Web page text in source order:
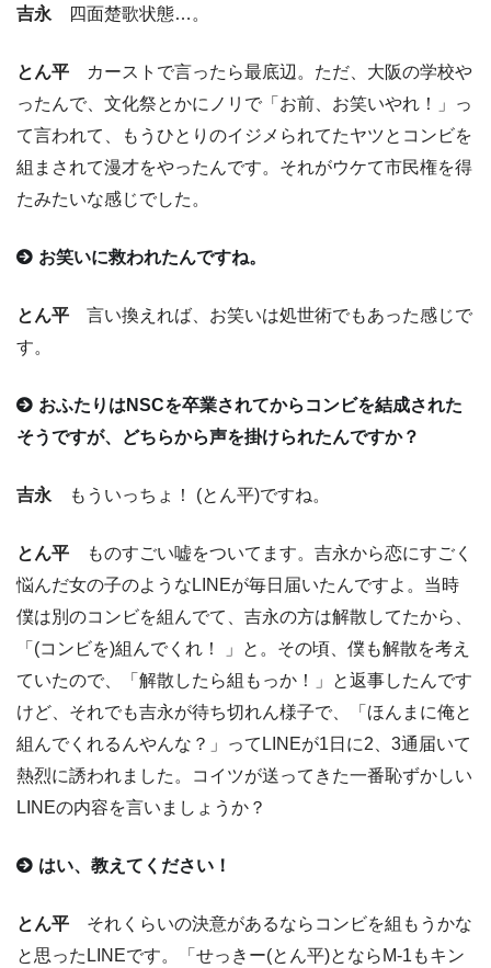
吉永 四面楚歌状態…。
とん平 カーストで言ったら最底辺。ただ、大阪の学校や
ったんで、文化祭とかにノリで「お前、お笑いやれ！」っ
て言われて、もうひとりのイジメられてたヤツとコンビを
組まされて漫才をやったんです。それがウケて市民権を得
たみたいな感じでした。
お笑いに救われたんですね。
とん平 言い換えれば、お笑いは処世術でもあった感じで
す。
おふたりはNSCを卒業されてからコンビを結成された
そうですが、どちらから声を掛けられたんですか？
吉永 もういっちょ！ (とん平)ですね。
とん平 ものすごい嘘をついてます。吉永から恋にすごく
悩んだ女の子のようなLINEが毎日届いたんですよ。当時
僕は別のコンビを組んでて、吉永の方は解散してたから、
「(コンビを)組んでくれ！ 」と。その頃、僕も解散を考え
ていたので、「解散したら組もっか！」と返事したんです
けど、それでも吉永が待ち切れん様子で、「ほんまに俺と
組んでくれるんやんな？」ってLINEが1日に2、3通届いて
熱烈に誘われました。コイツが送ってきた一番恥ずかしい
LINEの内容を言いましょうか？
はい、教えてください！
とん平 それくらいの決意があるならコンビを組もうかな
と思ったLINEです。「せっきー(とん平)とならM-1もキン